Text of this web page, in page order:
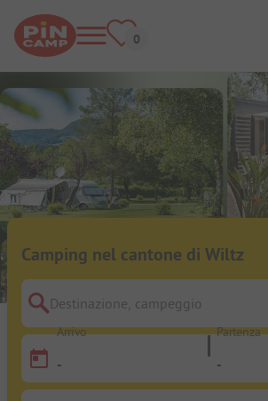
Camping nel cantone di Wiltz
Destinazione, campeggio
Arrivo
-
Partenza
-